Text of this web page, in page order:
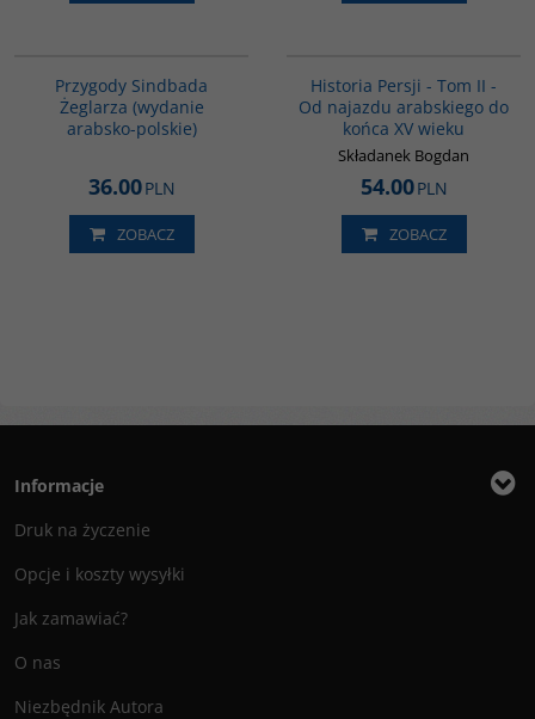
Przygody Sindbada
Żeglarza (wydanie
arabsko-polskie)
36.00PLN
ZOBACZ
Historia Persji - Tom II -
Od najazdu arabskiego do
końca XV wieku
Składanek Bogdan
54.00PLN
ZOBACZ
Informacje
Druk na życzenie
Opcje i koszty wysyłki
Jak zamawiać?
O nas
Niezbędnik Autora